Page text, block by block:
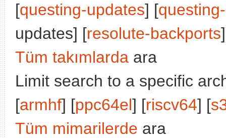
[questing-updates] [
updates] [resolute-backports
Tüm takımlarda ara
Limit search to a specific
[armhf] [ppc64el] [riscv64] [
Tüm mimarilerde ara